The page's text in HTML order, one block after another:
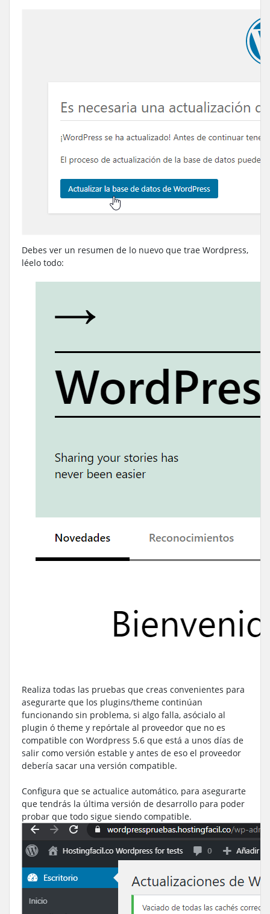
Debes ver un resumen de lo nuevo que trae Wordpress,
léelo todo:
Realiza todas las pruebas que creas convenientes para
asegurarte que los plugins/theme continúan
funcionando sin problema, si algo falla, asócialo al
plugin ó theme y repórtale al proveedor que no es
compatible con Wordpress 5.6 que está a unos días de
salir como versión estable y antes de eso el proveedor
debería sacar una versión compatible.
Configura que se actualice automático, para asegurarte
que tendrás la última versión de desarrollo para poder
probar que todo sigue siendo compatible.